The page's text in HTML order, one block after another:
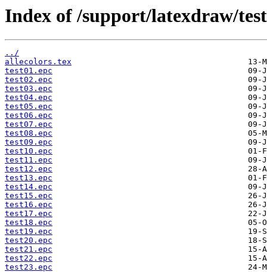
Index of /support/latexdraw/
../
allecolors.tex
test01.epc
test02.epc
test03.epc
test04.epc
test05.epc
test06.epc
test07.epc
test08.epc
test09.epc
test10.epc
test11.epc
test12.epc
test13.epc
test14.epc
test15.epc
test16.epc
test17.epc
test18.epc
test19.epc
test20.epc
test21.epc
test22.epc
test23.epc